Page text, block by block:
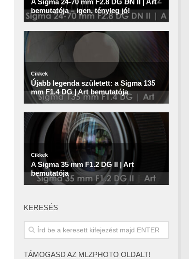
KERESÉS
TÁMOGASD AZ MLZPHOTO OLDALT!